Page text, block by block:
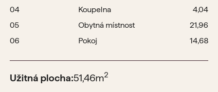
04
Koupelna
4,04
05
Obytná místnost
21,96
06
Pokoj 14,68
Užitná plocha:51,46m2